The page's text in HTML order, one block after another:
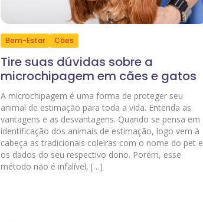
Bem-Estar Cães
Tire suas dúvidas sobre a
microchipagem em cães e gatos
A microchipagem é uma forma de proteger seu
animal de estimação para toda a vida. Entenda as
vantagens e as desvantagens. Quando se pensa em
identificação dos animais de estimação, logo vem à
cabeça as tradicionais coleiras com o nome do pet e
os dados do seu respectivo dono. Porém, esse
método não é infalível, […]